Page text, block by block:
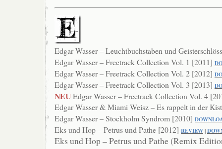
Edgar Wasser – Leuchtbuchstaben und
Edgar Wasser – Freetrack Collection Vol. 1 [2011]
Edgar Wasser – Freetrack Collection Vol. 2 [2012]
Edgar Wasser – Freetrack Collection Vol. 3 [2013]
NEUEdgar Wasser – Freetrack Collection Vol. 4
Edgar Wasser & Miami Weisz – Es rappelt in der
Edgar Wasser – Stockholm Syndrom [2010] DOWNL
Eks und Hop – Petrus und Pathe [2012] REVIEW|
Eks und Hop – Petrus und Pathe (Remix